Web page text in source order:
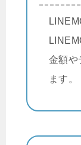
金額や
ます。